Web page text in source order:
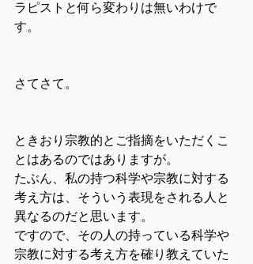
ラピストと何ら変わりは無いわけで
す。
さてさて。
ときおり宗教的とご指摘をいただくこ
とはあるのではありますが。
たぶん、私の持つ科学や宗教に対する
考え方は、そういう表現をされる人と
異なるのだと思います。
ですので、その人の持っている科学や
宗教に対する考え方を確り教えていた